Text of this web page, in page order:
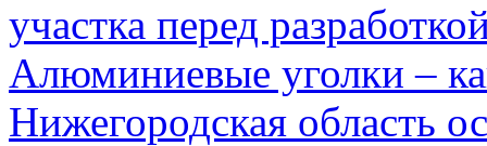
участка перед
Алюминиевые уголки –
Нижегородская область